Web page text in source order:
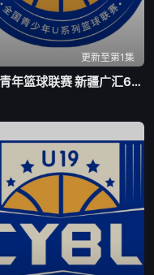
更新至第1集
全国青年篮球联赛 新疆广汇60-88上海久事20260805